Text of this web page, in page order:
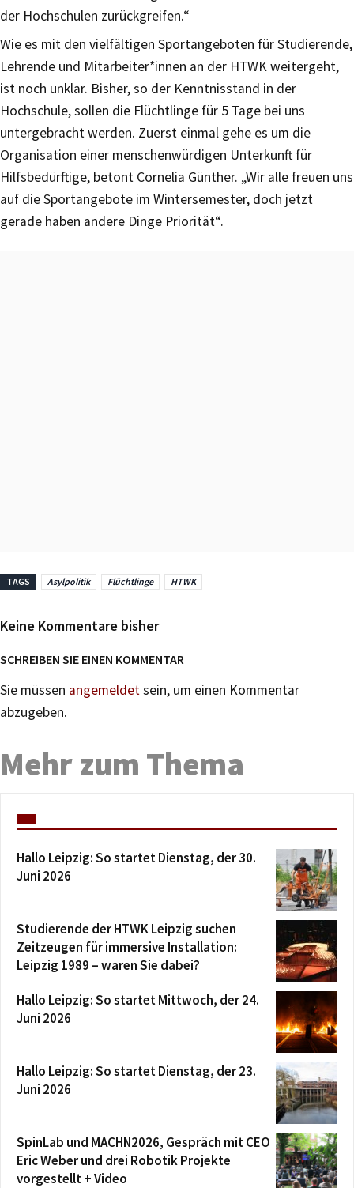
der Hochschulen zurückgreifen.“
Wie es mit den vielfältigen Sportangeboten für Studierende,
Lehrende und Mitarbeiter*innen an der HTWK weitergeht,
ist noch unklar. Bisher, so der Kenntnisstand in der
Hochschule, sollen die Flüchtlinge für 5 Tage bei uns
untergebracht werden. Zuerst einmal gehe es um die
Organisation einer menschenwürdigen Unterkunft für
Hilfsbedürftige, betont Cornelia Günther. „Wir alle freuen uns
auf die Sportangebote im Wintersemester, doch jetzt
gerade haben andere Dinge Priorität“.
TAGS Asylpolitik Flüchtlinge HTWK
Keine Kommentare bisher
SCHREIBEN SIE EINEN KOMMENTAR
Sie müssen angemeldetsein, um einen Kommentar
abzugeben.
Mehr zum Thema
Hallo Leipzig: So startet Dienstag, der 30.
Juni 2026
Studierende der HTWK Leipzig suchen
Zeitzeugen für immersive Installation:
Leipzig 1989 – waren Sie dabei?
Hallo Leipzig: So startet Mittwoch, der 24.
Juni 2026
Hallo Leipzig: So startet Dienstag, der 23.
Juni 2026
SpinLab und MACHN2026, Gespräch mit CEO
Eric Weber und drei Robotik Projekte
vorgestellt + Video